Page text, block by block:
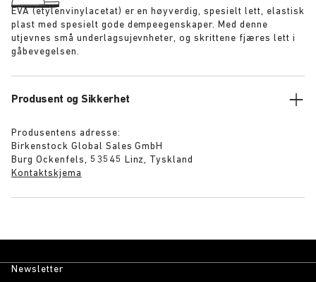
EVA (etylenvinylacetat) er en høyverdig, spesielt lett, elastisk
plast med spesielt gode dempeegenskaper. Med denne
utjevnes små underlagsujevnheter, og skrittene fjæres lett i
gåbevegelsen.
Produsent og Sikkerhet
Produsentens adresse:
Birkenstock Global Sales GmbH
Burg Ockenfels, 53545 Linz, Tyskland
Kontaktskjema
Newsletter